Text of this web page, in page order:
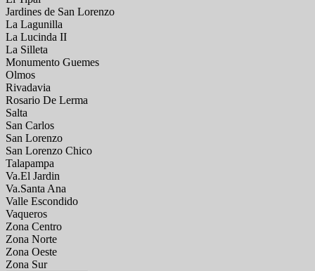
Jardines de San Lorenzo
La Lagunilla
La Lucinda II
La Silleta
Monumento Guemes
Olmos
Rivadavia
Rosario De Lerma
Salta
San Carlos
San Lorenzo
San Lorenzo Chico
Talapampa
Va.El Jardin
Va.Santa Ana
Valle Escondido
Vaqueros
Zona Centro
Zona Norte
Zona Oeste
Zona Sur